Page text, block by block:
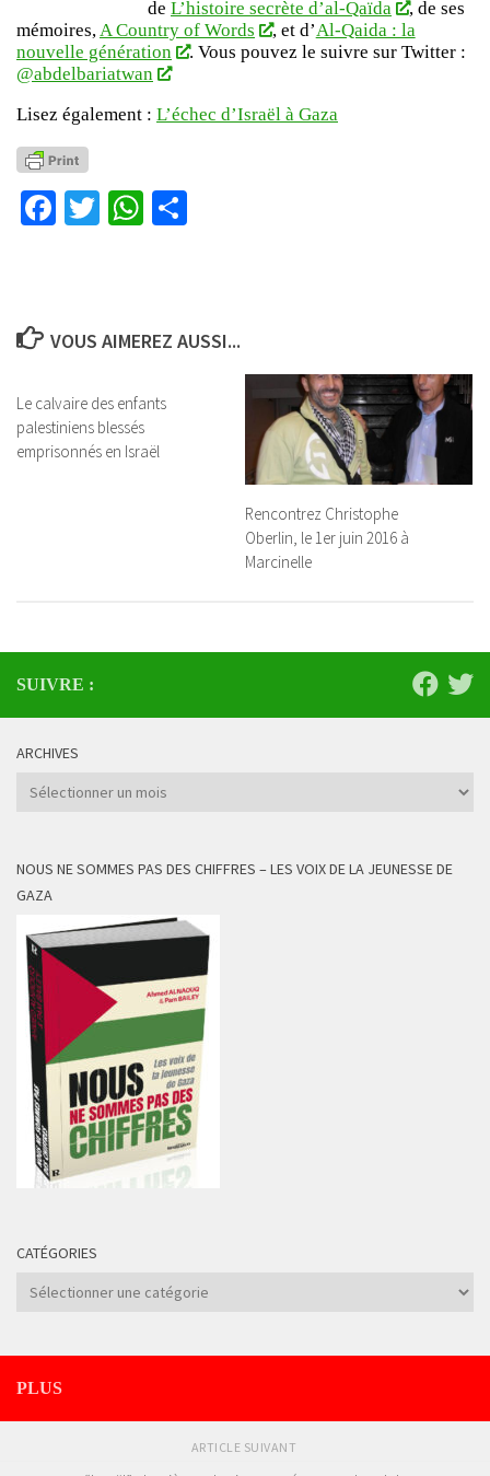
de L’histoire secrète d’al-Qaïda
, de ses
mémoires,A Country of Words , et d’Al-Qaida : la
nouvelle génération
. Vous pouvez le suivre sur Twitter :
@abdelbariatwan
Lisez également : L’échec d’Israël à Gaza
Facebook
TwitterWhatsApp
VOUS AIMEREZ AUSSI...
Le calvaire des enfants
palestiniens blessés
emprisonnés en Israël
Rencontrez Christophe
Oberlin, le 1er juin 2016 à
Marcinelle
SUIVRE :
ARCHIVES
Archives
NOUS NE SOMMES PAS DES CHIFFRES – LES VOIX DE LA JEUNESSE DE
GAZA
CATÉGORIES
Catégories
PLUS
ARTICLE SUIVANT